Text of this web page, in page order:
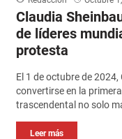
Claudia
de líderes
protesta
El 1 de octubre de
convertirse en la
trascendental no solo
Leer más